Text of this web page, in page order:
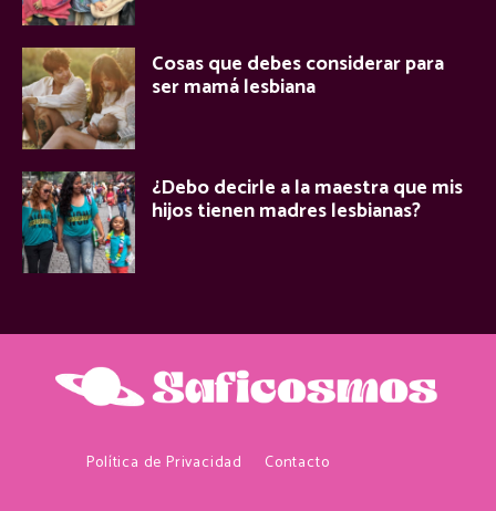
Cosas que debes considerar para
ser mamá lesbiana
¿Debo decirle a la maestra que mis
hijos tienen madres lesbianas?
Política de Privacidad Contacto